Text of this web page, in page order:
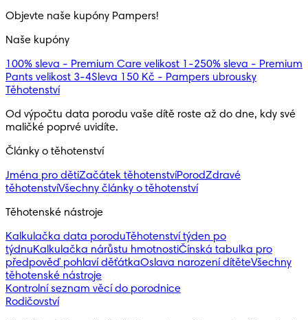
Objevte naše kupóny Pampers!
Naše kupóny
100% sleva - Premium Care velikost 1-250% sleva - Premium
Pants velikost 3-4Sleva 150 Kč - Pampers ubrousky
Těhotenství
Od výpočtu data porodu vaše dítě roste až do dne, kdy své
maličké poprvé uvidíte.
Články o těhotenství
Jména pro dětiZačátek těhotenstvíPorodZdravé
těhotenstvíVšechny články o těhotenství
Těhotenské nástroje
Kalkulačka data poroduTěhotenství týden po
týdnuKalkulačka nárůstu hmotnostiČínská tabulka pro
předpověď pohlaví děťátkaOslava narození dítěteVšechny
těhotenské nástroje
Kontrolní seznam věcí do porodnice
Rodičovství